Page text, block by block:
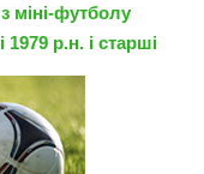
міні-футболу
р.н. і старші